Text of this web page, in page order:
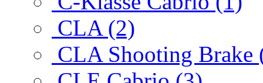
CLA (2)
CLA Shooting Brake